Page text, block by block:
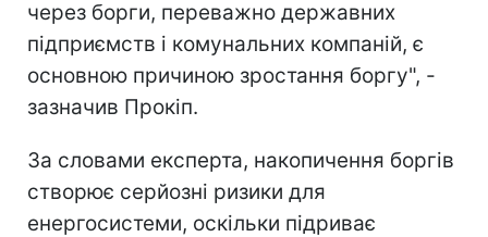
через борги, переважно державних
підприємств і комунальних компаній, є
основною причиною зростання боргу", -
зазначив Прокіп.
За словами експерта, накопичення боргів
створює серйозні ризики для
енергосистеми, оскільки підриває